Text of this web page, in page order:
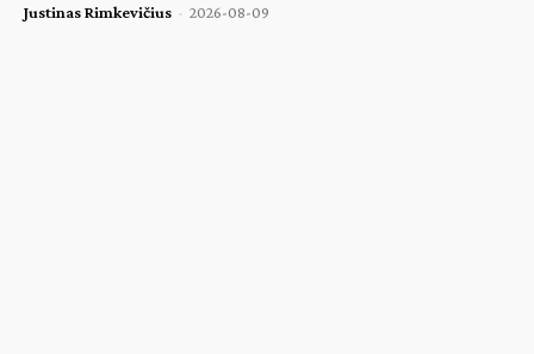
Justinas Rimkevičius - 2026-08-09